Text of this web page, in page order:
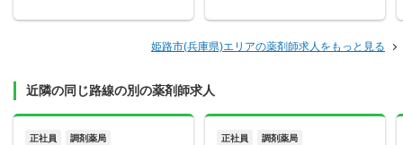
姫路市(兵庫県)エリアの薬剤師求人をもっと見る
近隣の同じ路線の別の薬剤師求人
正社員 調剤薬局 正社員 調剤薬局